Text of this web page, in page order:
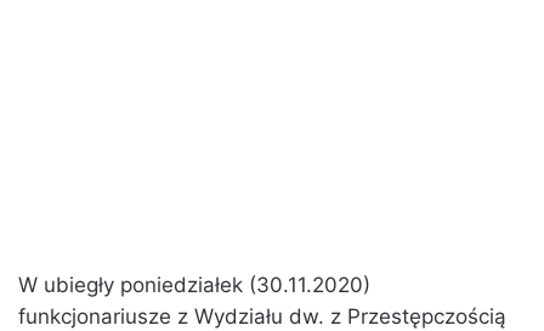
W ubiegły poniedziałek (30.11.2020)
funkcjonariusze z Wydziału dw. z Przestępczością